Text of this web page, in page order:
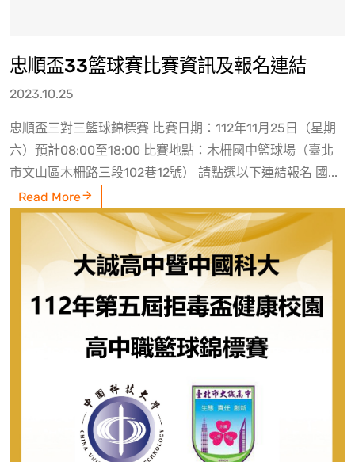
忠順盃33籃球賽比賽資訊及報名連結
2023.10.25
忠順盃三對三籃球錦標賽 比賽日期：112年11月25日（星期
六）預計08:00至18:00 比賽地點：木柵國中籃球場（臺北
市文山區木柵路三段102巷12號） 請點選以下連結報名 國...
Read More